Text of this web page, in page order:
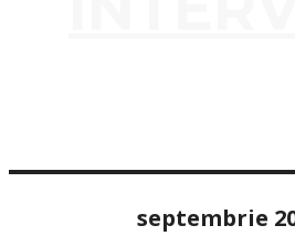
septembrie